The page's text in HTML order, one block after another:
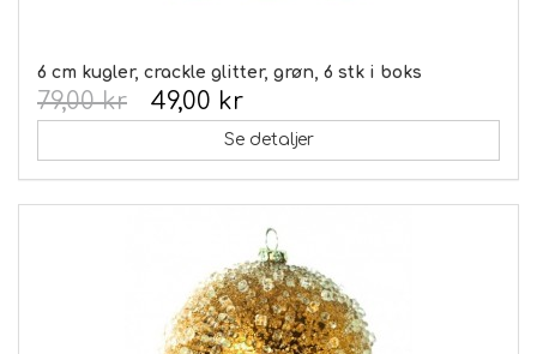
6 cm kugler, crackle glitter, grøn, 6 stk i boks
49,00 kr
79,00 kr
Se detaljer